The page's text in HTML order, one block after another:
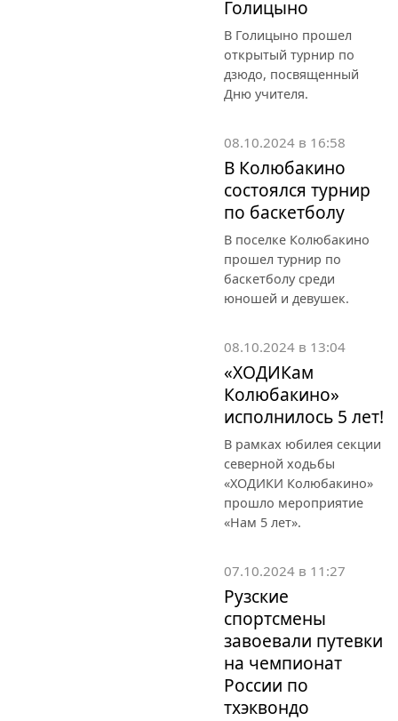
Голицыно
В Голицыно прошел
открытый турнир по
дзюдо, посвященный
Дню учителя.
08.10.2024 в 16:58
В Колюбакино
состоялся турнир
по баскетболу
В поселке Колюбакино
прошел турнир по
баскетболу среди
юношей и девушек.
08.10.2024 в 13:04
«ХОДИКам
Колюбакино»
исполнилось 5 лет!
В рамках юбилея секции
северной ходьбы
«ХОДИКИ Колюбакино»
прошло мероприятие
«Нам 5 лет».
07.10.2024 в 11:27
Рузские
спортсмены
завоевали путевки
на чемпионат
России по
тхэквондо